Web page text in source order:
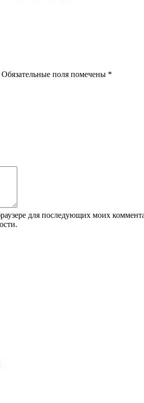
Обязательные поля помечены *
для последующих моих